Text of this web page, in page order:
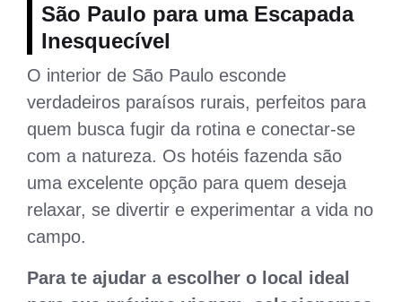
São Paulo para uma Escapada
Inesquecível
O interior de São Paulo esconde
verdadeiros paraísos rurais, perfeitos para
quem busca fugir da rotina e conectar-se
com a natureza. Os hotéis fazenda são
uma excelente opção para quem deseja
relaxar, se divertir e experimentar a vida no
campo.
Para te ajudar a escolher o local ideal